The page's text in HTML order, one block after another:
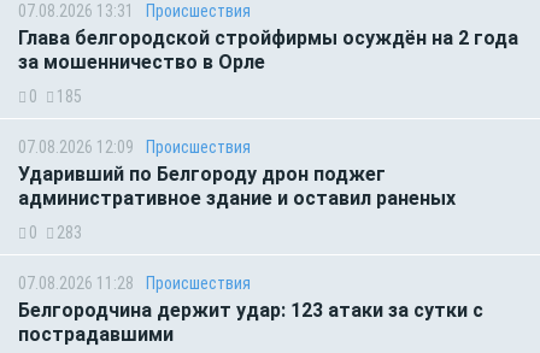
07.08.2026 13:31 Происшествия
Глава белгородской стройфирмы осуждён на 2 года
за мошенничество в Орле
0 185
07.08.2026 12:09 Происшествия
Ударивший по Белгороду дрон поджег
административное здание и оставил раненых
0 283
07.08.2026 11:28 Происшествия
Белгородчина держит удар: 123 атаки за сутки с
пострадавшими